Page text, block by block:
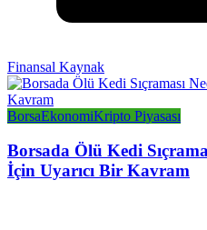
Finansal Kaynak
BorsaEkonomiKripto Piyasası
Borsada Ölü Kedi
İçin Uyarıcı Bir Kavram